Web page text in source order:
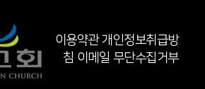
이용약관 개인정보취급방
침 이메일 무단수집거부